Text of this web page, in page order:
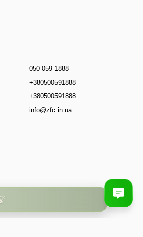
050-059-1888
+380500591888
+380500591888
info@zfc.in.ua